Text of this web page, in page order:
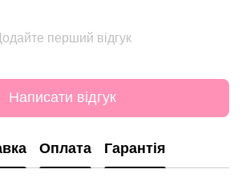
перший відгук
Написати відгук
Оплата Гарантія